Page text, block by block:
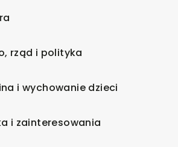
rząd i polityka
i wychowanie dzieci
i zainteresowania